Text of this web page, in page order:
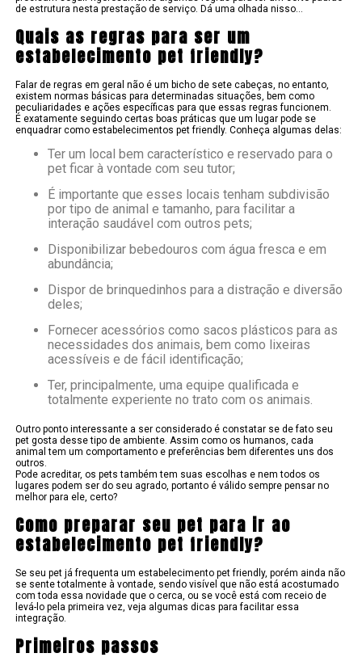
de estrutura nesta prestação de serviço. Dá uma olhada nisso…
Quais as regras para ser um
estabelecimento pet friendly?
Falar de regras em geral não é um bicho de sete cabeças, no entanto,
existem normas básicas para determinadas situações, bem como
peculiaridades e ações específicas para que essas regras funcionem.
É exatamente seguindo certas boas práticas que um lugar pode se
enquadrar como estabelecimentos pet friendly. Conheça algumas delas:
Ter um local bem característico e reservado para o
pet ficar à vontade com seu tutor;
É importante que esses locais tenham subdivisão
por tipo de animal e tamanho, para facilitar a
interação saudável com outros pets;
Disponibilizar bebedouros com água fresca e em
abundância;
Dispor de brinquedinhos para a distração e diversão
deles;
Fornecer acessórios como sacos plásticos para as
necessidades dos animais, bem como lixeiras
acessíveis e de fácil identificação;
Ter, principalmente, uma equipe qualificada e
totalmente experiente no trato com os animais.
Outro ponto interessante a ser considerado é constatar se de fato seu
pet gosta desse tipo de ambiente. Assim como os humanos, cada
animal tem um comportamento e preferências bem diferentes uns dos
outros.
Pode acreditar, os pets também tem suas escolhas e nem todos os
lugares podem ser do seu agrado, portanto é válido sempre pensar no
melhor para ele, certo?
Como preparar seu pet para ir ao
estabelecimento pet friendly?
Se seu pet já frequenta um estabelecimento pet friendly, porém ainda não
se sente totalmente à vontade, sendo visível que não está acostumado
com toda essa novidade que o cerca, ou se você está com receio de
levá-lo pela primeira vez, veja algumas dicas para facilitar essa
integração.
Primeiros passos